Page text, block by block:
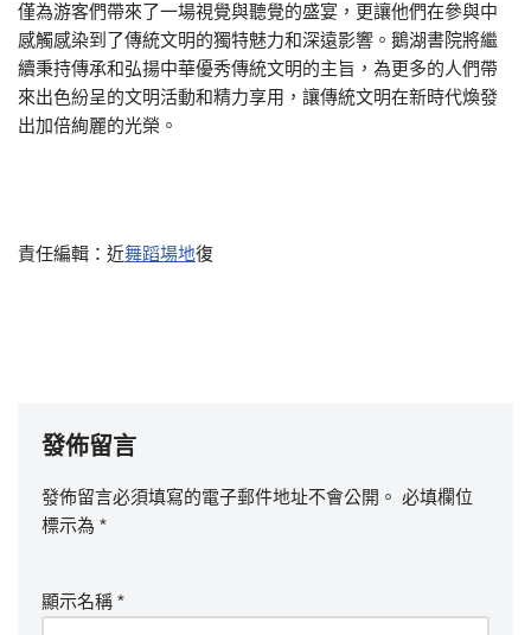
僅為游客們帶來了一場視覺與聽覺的盛宴，更讓他們在參與中
感觸感染到了傳統文明的獨特魅力和深遠影響。鵝湖書院將繼
續秉持傳承和弘揚中華優秀傳統文明的主旨，為更多的人們帶
來出色紛呈的文明活動和精力享用，讓傳統文明在新時代煥發
出加倍絢麗的光榮。
責任編輯：近舞蹈場地復
發佈留言
發佈留言必須填寫的電子郵件地址不會公開。 必填欄位
標示為 *
顯示名稱 *